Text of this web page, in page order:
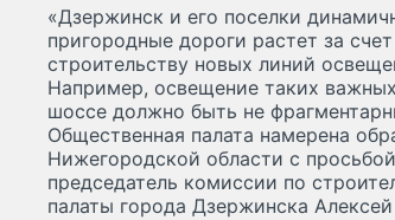
«Дзержинск и его поселки
пригородные дороги растет за
строительству новых линий
Например, освещение таких
шоссе должно быть не
Общественная палата намерена
Нижегородской области с
председатель комиссии по
палаты города Дзержинска